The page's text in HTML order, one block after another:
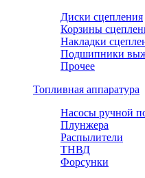
Диски сцепления
Корзины
Накладки
Подшипники
Прочее
Топливная аппаратура
Насосы ручной
Плунжера
Распылители
ТНВД
Форсунки